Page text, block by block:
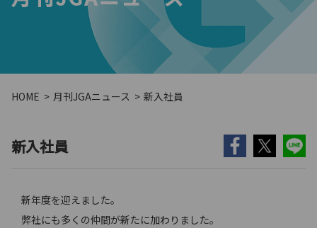
HOME 月刊JGAニュース 新入社員
新入社員
新年度を迎えました。
弊社にも多くの仲間が新たに加わりました。